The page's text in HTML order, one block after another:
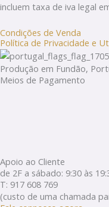
incluem taxa de iva legal
Condições de Venda
Política de Privacidade e
Produção em Fundão,
Meios de Pagamento
Apoio ao Cliente
de 2F a sábado: 9:30 às
T: 917 608 769
(custo de uma chamada